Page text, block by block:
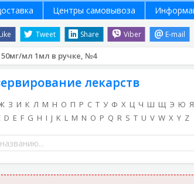
Tweet Share Viber E-mail
Центры самовывоза
мл 1мл в ручке, №4
лекарств
З И К Л М Н О П Р С Т У Ф Х Ц Ч Ш Щ Э Ю Я
D E F G H I J K L M N O P Q R S T U V W X Y Z